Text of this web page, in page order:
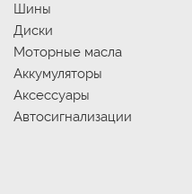
Шины
Диски
Моторные масла
Аккумуляторы
Аксессуары
Автосигнализации